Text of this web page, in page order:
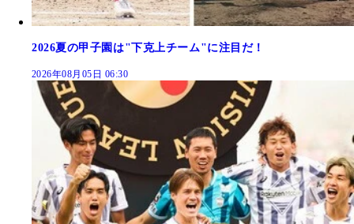
2026夏の甲子園は"下克上チーム"に注目だ！
2026年08月05日 06:30